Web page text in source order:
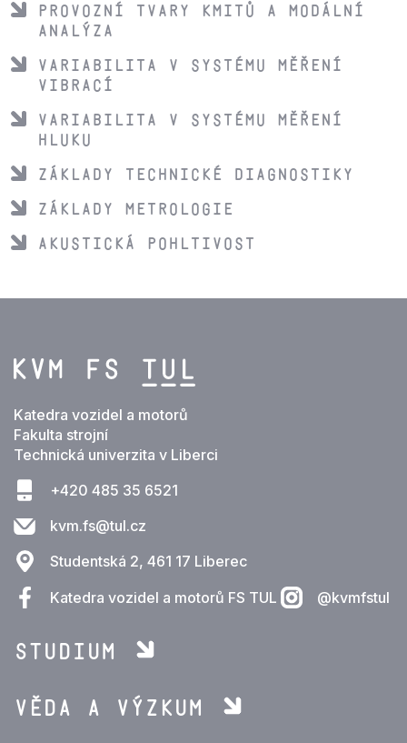
Provozní tvary kmitů a modální
analýza
Variabilita v systému měření
vibrací
Variabilita v systému měření
hluku
Základy technické diagnostiky
Základy metrologie
Akustická pohltivost
Katedra vozidel a motorů
Fakulta strojní
Technická univerzita v Liberci
+420 485 35 6521
kvm.fs@tul.cz
Studentská 2, 461 17 Liberec
Katedra vozidel a motorů FS TUL
@kvmfstul
Studium
Věda a výzkum